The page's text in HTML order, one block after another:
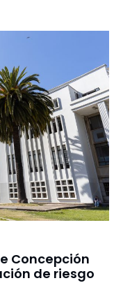
Concepción
de riesgo